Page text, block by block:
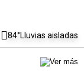
84°Lluvias aisladas